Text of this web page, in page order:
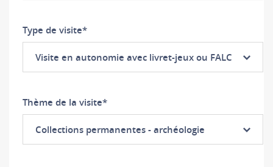
Type de visite*
Visite en autonomie avec livret-jeux ou FALC
Thème de la visite*
Collections permanentes - archéologie